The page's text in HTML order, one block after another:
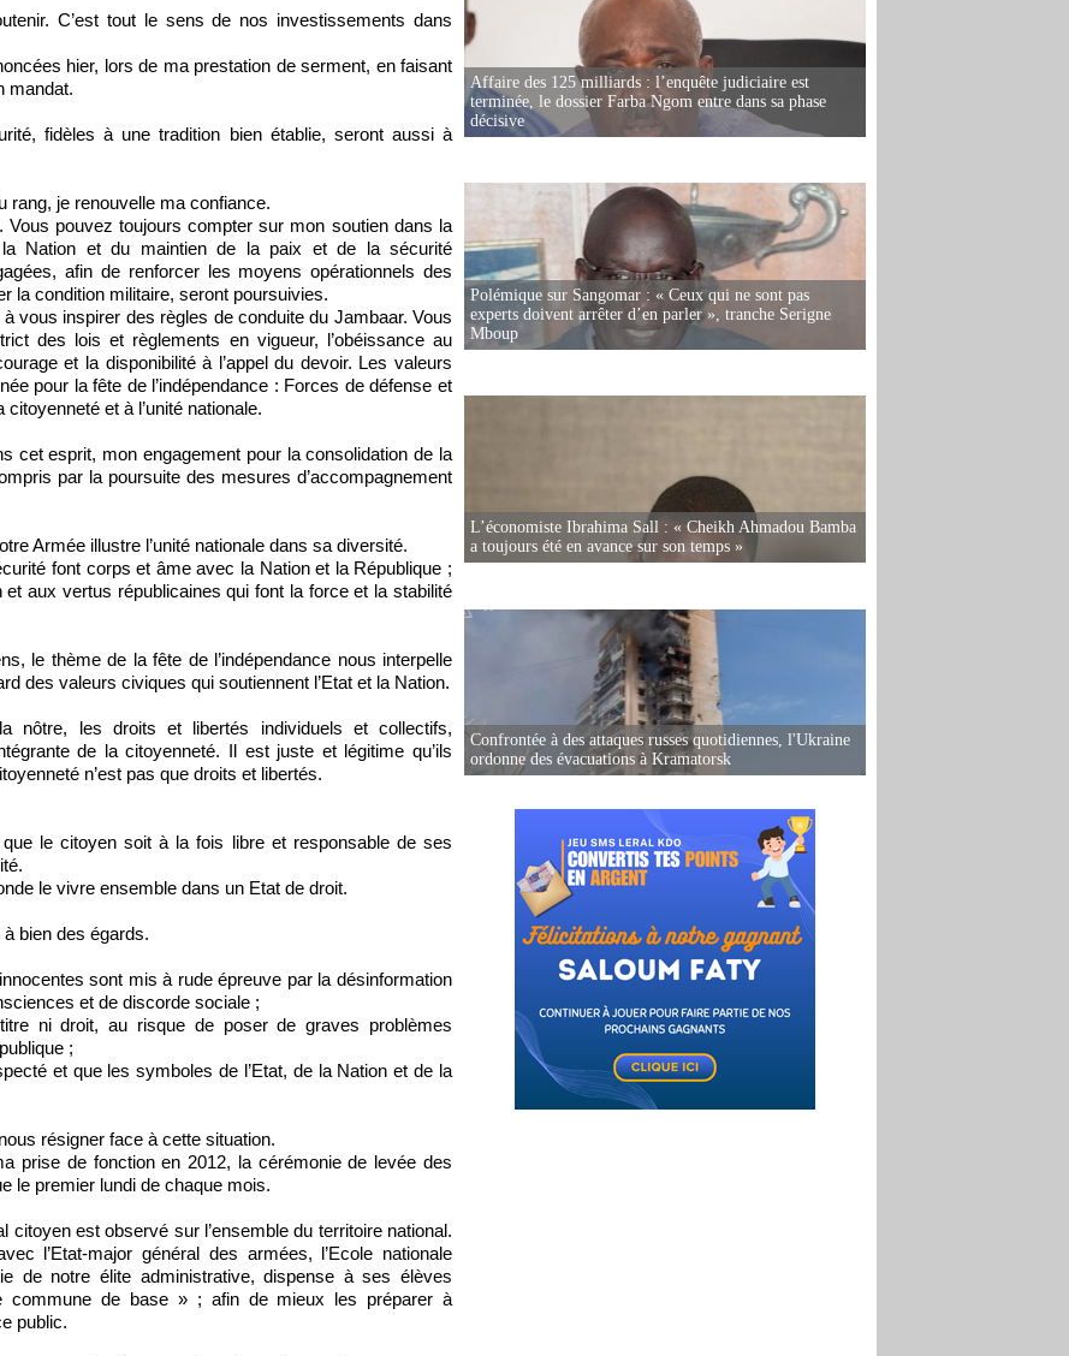
C’est tout le sens de nos investissements dans
hier, lors de ma prestation de serment, en faisant
mandat.
fidèles à une tradition bien établie, seront aussi à
rang, je renouvelle ma confiance.
pouvez toujours compter sur mon soutien dans la
Nation et du maintien de la paix et de la sécurité
afin de renforcer les moyens opérationnels des
la condition militaire, seront poursuivies.
vous inspirer des règles de conduite du Jambaar. Vous
des lois et règlements en vigueur, l’obéissance au
et la disponibilité à l’appel du devoir. Les valeurs
pour la fête de l’indépendance : Forces de défense et
et à l’unité nationale.
cet esprit, mon engagement pour la consolidation de la
par la poursuite des mesures d’accompagnement
Armée illustre l’unité nationale dans sa diversité.
font corps et âme avec la Nation et la République ;
aux vertus républicaines qui font la force et la stabilité
le thème de la fête de l’indépendance nous interpelle
des valeurs civiques qui soutiennent l’Etat et la Nation.
nôtre, les droits et libertés individuels et collectifs,
de la citoyenneté. Il est juste et légitime qu’ils
n’est pas que droits et libertés.
le citoyen soit à la fois libre et responsable de ses
le vivre ensemble dans un Etat de droit.
bien des égards.
sont mis à rude épreuve par la désinformation
et de discorde sociale ;
ni droit, au risque de poser de graves problèmes
;
et que les symboles de l’Etat, de la Nation et de la
résigner face à cette situation.
prise de fonction en 2012, la cérémonie de levée des
le premier lundi de chaque mois.
est observé sur l’ensemble du territoire national.
l’Etat-major général des armées, l’Ecole nationale
de notre élite administrative, dispense à ses élèves
commune de base » ; afin de mieux les préparer à
public.
Affaire des 125 milliards : l’enquête judiciaire est
terminée, le dossier Farba Ngom entre dans sa phase
décisive
Polémique sur Sangomar : « Ceux qui ne sont pas
experts doivent arrêter d’en parler », tranche Serigne
Mboup
L’économiste Ibrahima Sall : « Cheikh Ahmadou Bamba
a toujours été en avance sur son temps »
Confrontée à des attaques russes quotidiennes, l'Ukraine
ordonne des évacuations à Kramatorsk